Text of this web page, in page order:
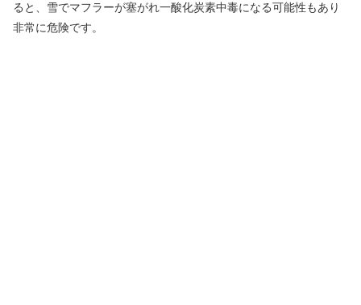
ると、雪でマフラーが塞がれ一酸化炭素中毒になる可能性もあり
非常に危険です。